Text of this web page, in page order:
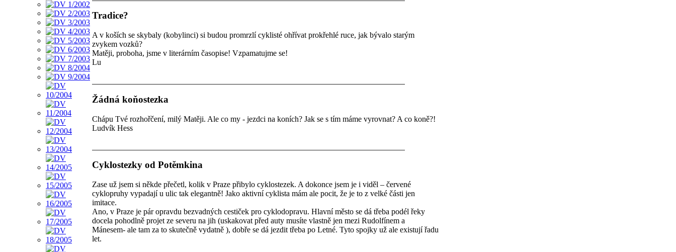
Tradice?
A v koších se skybaly (kobylinci) si budou promrzlí cyklisté ohřívat prokřehlé ruce, jak bývalo starým
zvykem vozků?
Matěji, proboha, jsme v literárním časopise! Vzpamatujme se!
Lu
Žádná koňostezka
Chápu Tvé rozhořčení, milý Matěji. Ale co my - jezdci na koních? Jak se s tím máme vyrovnat? A co koně?!
Ludvík Hess
Cyklostezky od Potěmkina
Zase už jsem si někde přečetl, kolik v Praze přibylo cyklostezek. A dokonce jsem je i viděl – červené
cyklopruhy vypadají u ulic tak elegantně! Jako aktivní cyklista mám ale pocit, že je to z velké části jen
imitace.
Ano, v Praze je pár opravdu bezvadných cestiček pro cyklodopravu. Hlavní město se dá třeba podél řeky
docela pohodlně projet ze severu na jih (uskakovat před auty musíte vlastně jen mezi Rudolfínem a
Mánesem- ale tam za to skutečně vydatně ), dobře se dá jezdit třeba po Letné. Tyto spojky už ale existují řadu
let.